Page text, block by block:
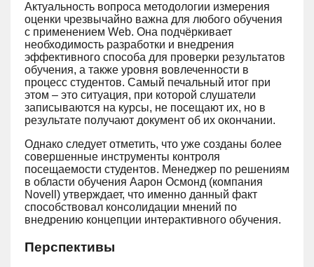
Актуальность вопроса методологии измерения
оценки чрезвычайно важна для любого обучения
с применением Web. Она подчёркивает
необходимость разработки и внедрения
эффективного способа для проверки результатов
обучения, а также уровня вовлеченности в
процесс студентов. Самый печальный итог при
этом – это ситуация, при которой слушатели
записываются на курсы, не посещают их, но в
результате получают документ об их окончании.
Однако следует отметить, что уже созданы более
совершенные инструменты контроля
посещаемости студентов. Менеджер по решениям
в области обучения Аарон Осмонд (компания
Novell) утверждает, что именно данный факт
способствовал консолидации мнений по
внедрению концепции интерактивного обучения.
Перспективы